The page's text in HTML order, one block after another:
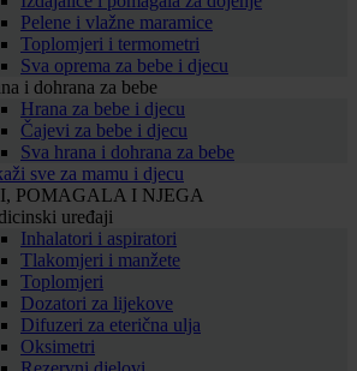
Pelene i vlažne maramice
Toplomjeri i termometri
Sva oprema za bebe i djecu
i dohrana za bebe
Hrana za bebe i djecu
Čajevi za bebe i djecu
Sva hrana i dohrana za bebe
sve za mamu i djecu
POMAGALA I NJEGA
uređaji
Inhalatori i aspiratori
Tlakomjeri i manžete
Toplomjeri
Dozatori za lijekove
Difuzeri za eterična ulja
Oksimetri